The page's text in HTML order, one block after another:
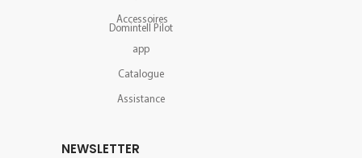
Accessoires
Domintell Pilot
app
Catalogue
Assistance
NEWSLETTER